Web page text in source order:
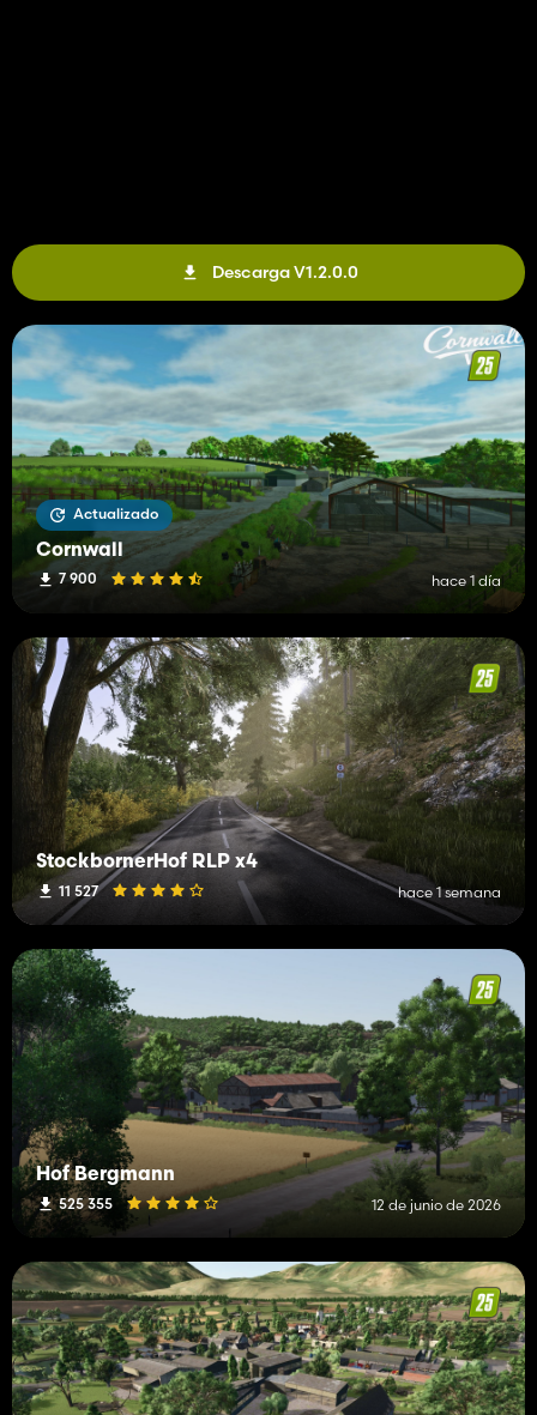
Descarga V1.2.0.0
Actualizado
Cornwall
7 900 hace 1 día
StockbornerHof RLP x4
11 527 hace 1 semana
Hof Bergmann
525 355 12 de junio de 2026